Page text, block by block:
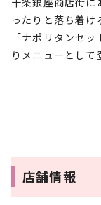
ったりと落ち着け
「ナポリタンセ
りメニューとして
店舗情報